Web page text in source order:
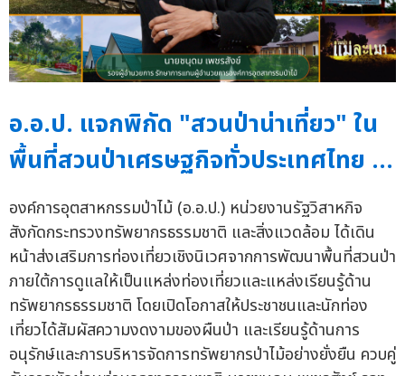
อ.อ.ป. แจกพิกัด "สวนป่าน่าเที่ยว" ใน
พื้นที่สวนป่าเศรษฐกิจทั่วประเทศไทย ...
องค์การอุตสาหกรรมป่าไม้ (อ.อ.ป.) หน่วยงานรัฐวิสาหกิจ
สังกัดกระทรวงทรัพยากรธรรมชาติ และสิ่งแวดล้อม ได้เดิน
หน้าส่งเสริมการท่องเที่ยวเชิงนิเวศจากการพัฒนาพื้นที่สวนป่า
ภายใต้การดูแลให้เป็นแหล่งท่องเที่ยวและแหล่งเรียนรู้ด้าน
ทรัพยากรธรรมชาติ โดยเปิดโอกาสให้ประชาชนและนักท่อง
เที่ยวได้สัมผัสความงดงามของผืนป่า และเรียนรู้ด้านการ
อนุรักษ์และการบริหารจัดการทรัพยากรป่าไม้อย่างยั่งยืน ควบคู่